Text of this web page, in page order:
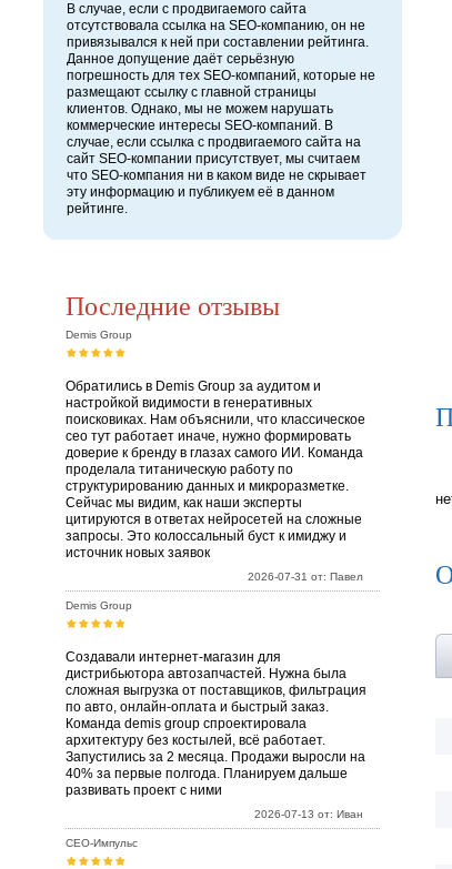
В случае, если с продвигаемого сайта
отсутствовала ссылка на SEO-компанию, он не
привязывался к ней при составлении рейтинга.
Данное допущение даёт серьёзную
погрешность для тех SEO-компаний, которые не
размещают ссылку с главной страницы
клиентов. Однако, мы не можем нарушать
коммерческие интересы SEO-компаний. В
случае, если ссылка с продвигаемого сайта на
сайт SEO-компании присутствует, мы считаем
что SEO-компания ни в каком виде не скрывает
эту информацию и публикуем её в данном
рейтинге.
Последние отзывы
Demis Group
Обратились в Demis Group за аудитом и
настройкой видимости в генеративных
поисковиках. Нам объяснили, что классическое
сео тут работает иначе, нужно формировать
доверие к бренду в глазах самого ИИ. Команда
проделала титаническую работу по
структурированию данных и микроразметке.
Сейчас мы видим, как наши эксперты
цитируются в ответах нейросетей на сложные
запросы. Это колоссальный буст к имиджу и
источник новых заявок
2026-07-31 от: Павел
Demis Group
Создавали интернет-магазин для
дистрибьютора автозапчастей. Нужна была
сложная выгрузка от поставщиков, фильтрация
по авто, онлайн-оплата и быстрый заказ.
Команда demis group спроектировала
архитектуру без костылей, всё работает.
Запустились за 2 месяца. Продажи выросли на
40% за первые полгода. Планируем дальше
развивать проект с ними
2026-07-13 от: Иван
СЕО-Импульс